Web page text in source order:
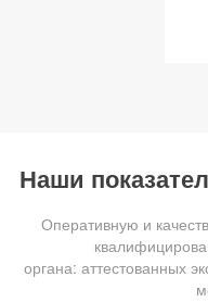
Наши
Оперативную и
органа: аттестованных